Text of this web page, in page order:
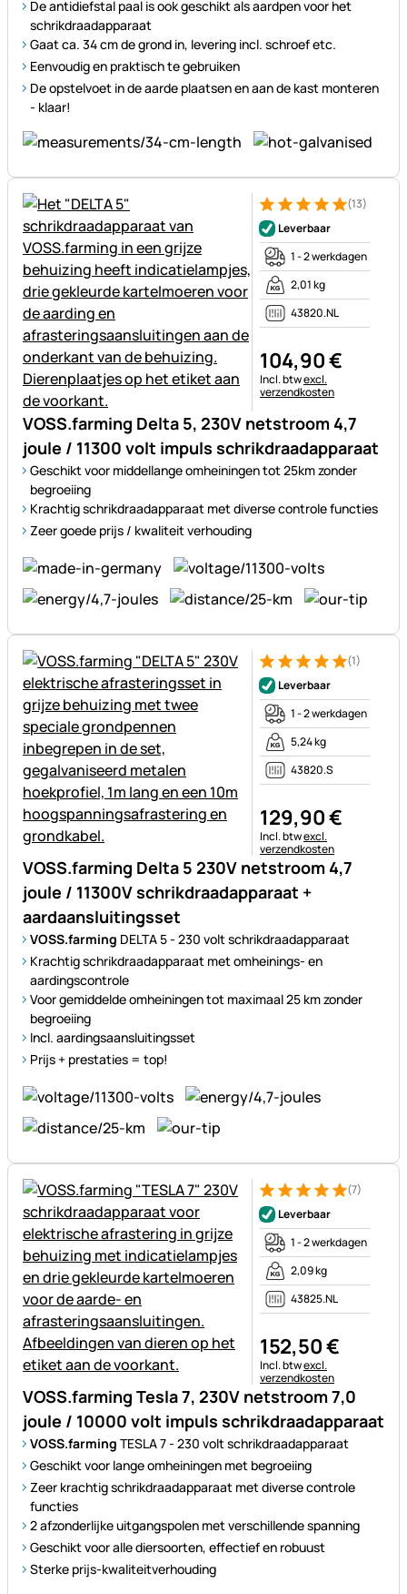
De antidiefstal paal is ook geschikt als aardpen voor het
schrikdraadapparaat
Gaat ca. 34 cm de grond in, levering incl. schroef etc.
Eenvoudig en praktisch te gebruiken
De opstelvoet in de aarde plaatsen en aan de kast monteren
- klaar!
VOSS.farming Delta 5, 230V netstroom 4,7
joule / 11300 volt impuls schrikdraadapparaat
Geschikt voor middellange omheiningen tot 25km zonder
begroeiing
Krachtig schrikdraadapparaat met diverse controle functies
Zeer goede prijs / kwaliteit verhouding
Beoordeling: 5 van 5 (13
13 Bewertungen (13)
Leverbaar
1 - 2 werkdagen
2,01 kg
43820.NL
104,90€
Belastinginformatie:
Incl. btwexcl.
verzendkosten
VOSS.farming Delta 5 230V netstroom 4,7
joule / 11300V schrikdraadapparaat +
aardaansluitingsset
VOSS.farming DELTA 5 - 230 volt schrikdraadapparaat
Krachtig schrikdraadapparaat met omheinings- en
aardingscontrole
Voor gemiddelde omheiningen tot maximaal 25 km zonder
begroeiing
Incl. aardingsaansluitingsset
Prijs + prestaties = top!
Beoordeling: 5 van 5 (1
1 Bewertung
(1)
Leverbaar
1 - 2 werkdagen
5,24 kg
43820.S
129,90€
Belastinginformatie:
Incl. btwexcl.
verzendkosten
VOSS.farming Tesla 7, 230V netstroom 7,0
joule / 10000 volt impuls schrikdraadapparaat
VOSS.farming TESLA 7 - 230 volt schrikdraadapparaat
Geschikt voor lange omheiningen met begroeiing
Zeer krachtig schrikdraadapparaat met diverse controle
functies
2 afzonderlijke uitgangspolen met verschillende spanning
Geschikt voor alle diersoorten, effectief en robuust
Sterke prijs-kwaliteitverhouding
Beoordeling: 5 van 5 (7
7 Bewertungen
(7)
Leverbaar
1 - 2 werkdagen
2,09 kg
43825.NL
152,50€
Belastinginformatie:
Incl. btwexcl.
verzendkosten